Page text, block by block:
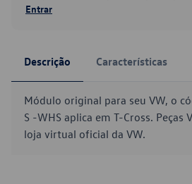
Entrar
Descrição Características
Módulo original para seu VW, o
S -WHS aplica em T-Cross. Peças
loja virtual oficial da VW.